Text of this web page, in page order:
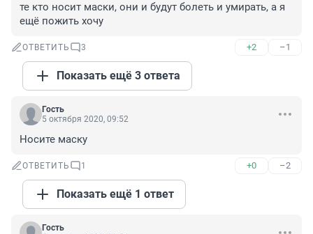
те кто носит маски, они и будут болеть и умирать, а я
ещё пожить хочу
ОТВЕТИТЬ 3 +2 –1
Показать ещё 3 ответа
Гость
5 октября 2020, 09:52
Носите маску
ОТВЕТИТЬ 1 +0 –2
Показать ещё 1 ответ
Гость